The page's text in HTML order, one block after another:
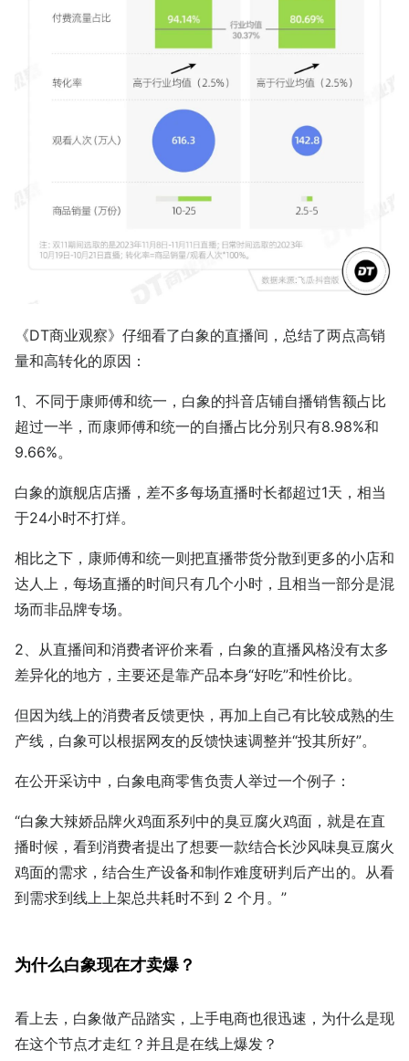
《DT商业观察》仔细看了白象的直播间，总结了两点高销
量和高转化的原因：
1、不同于康师傅和统一，白象的抖音店铺自播销售额占比
超过一半，而康师傅和统一的自播占比分别只有8.98%和
9.66%。
白象的旗舰店店播，差不多每场直播时长都超过1天，相当
于24小时不打烊。
相比之下，康师傅和统一则把直播带货分散到更多的小店和
达人上，每场直播的时间只有几个小时，且相当一部分是混
场而非品牌专场。
2、从直播间和消费者评价来看，白象的直播风格没有太多
差异化的地方，主要还是靠产品本身“好吃”和性价比。
但因为线上的消费者反馈更快，再加上自己有比较成熟的生
产线，白象可以根据网友的反馈快速调整并“投其所好”。
在公开采访中，白象电商零售负责人举过一个例子：
“白象大辣娇品牌火鸡面系列中的臭豆腐火鸡面，就是在直
播时候，看到消费者提出了想要一款结合长沙风味臭豆腐火
鸡面的需求，结合生产设备和制作难度研判后产出的。从看
到需求到线上上架总共耗时不到 2 个月。”
为什么白象现在才卖爆？
看上去，白象做产品踏实，上手电商也很迅速，为什么是现
在这个节点才走红？并且是在线上爆发？